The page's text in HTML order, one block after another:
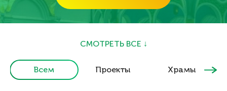
СМОТРЕТЬ ВСЕ ↓
Всем Проекты Храмы